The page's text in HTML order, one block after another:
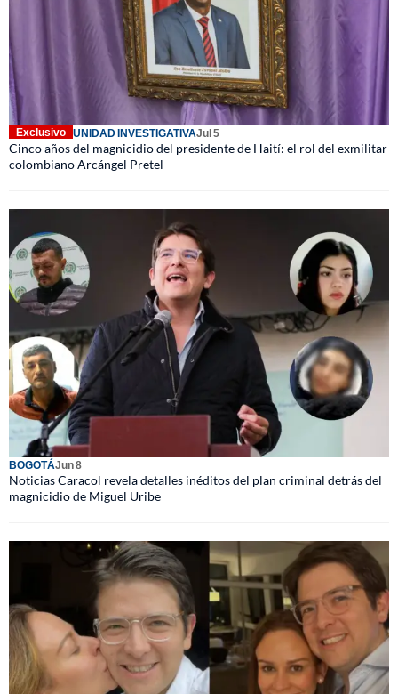
Exclusivo UNIDAD INVESTIGATIVAJul 5
Cinco años del magnicidio del presidente de Haití: el rol del exmilitar
colombiano Arcángel Pretel
BOGOTÁJun 8
Noticias Caracol revela detalles inéditos del plan criminal detrás del
magnicidio de Miguel Uribe